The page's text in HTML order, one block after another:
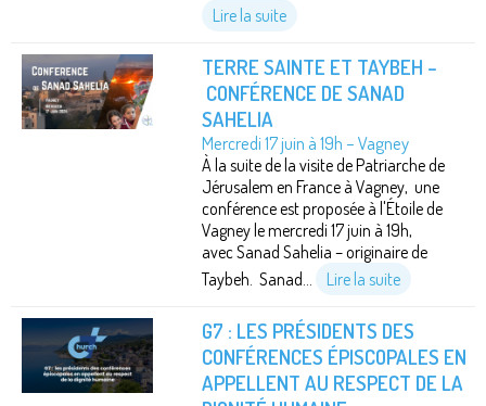
Lire la suite
TERRE SAINTE ET TAYBEH –
CONFÉRENCE DE SANAD
SAHELIA
Mercredi 17 juin à 19h – Vagney
À la suite de la visite de Patriarche de
Jérusalem en France à Vagney, une
conférence est proposée à l'Étoile de
Vagney le mercredi 17 juin à 19h,
avec Sanad Sahelia – originaire de
Taybeh. Sanad...
Lire la suite
G7 : LES PRÉSIDENTS DES
CONFÉRENCES ÉPISCOPALES EN
APPELLENT AU RESPECT DE LA